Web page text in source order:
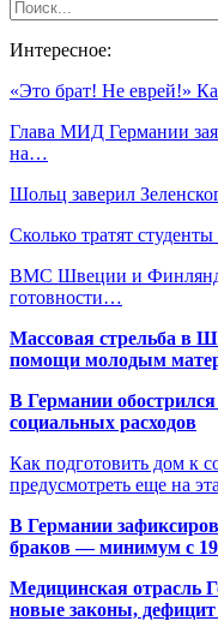
Интересное:
«Это брат! Не еврей!»
Глава МИД Германии
на…
Шольц заверил
Сколько тратят
ВМС Швеции и
готовности…
Массовая стрельба в
помощи молодым
В Германии
социальных расходов
Как подготовить дом к
предусмотреть еще на
В Германии
браков — минимум с
Медицинская отрасль
новые законы, дефицит